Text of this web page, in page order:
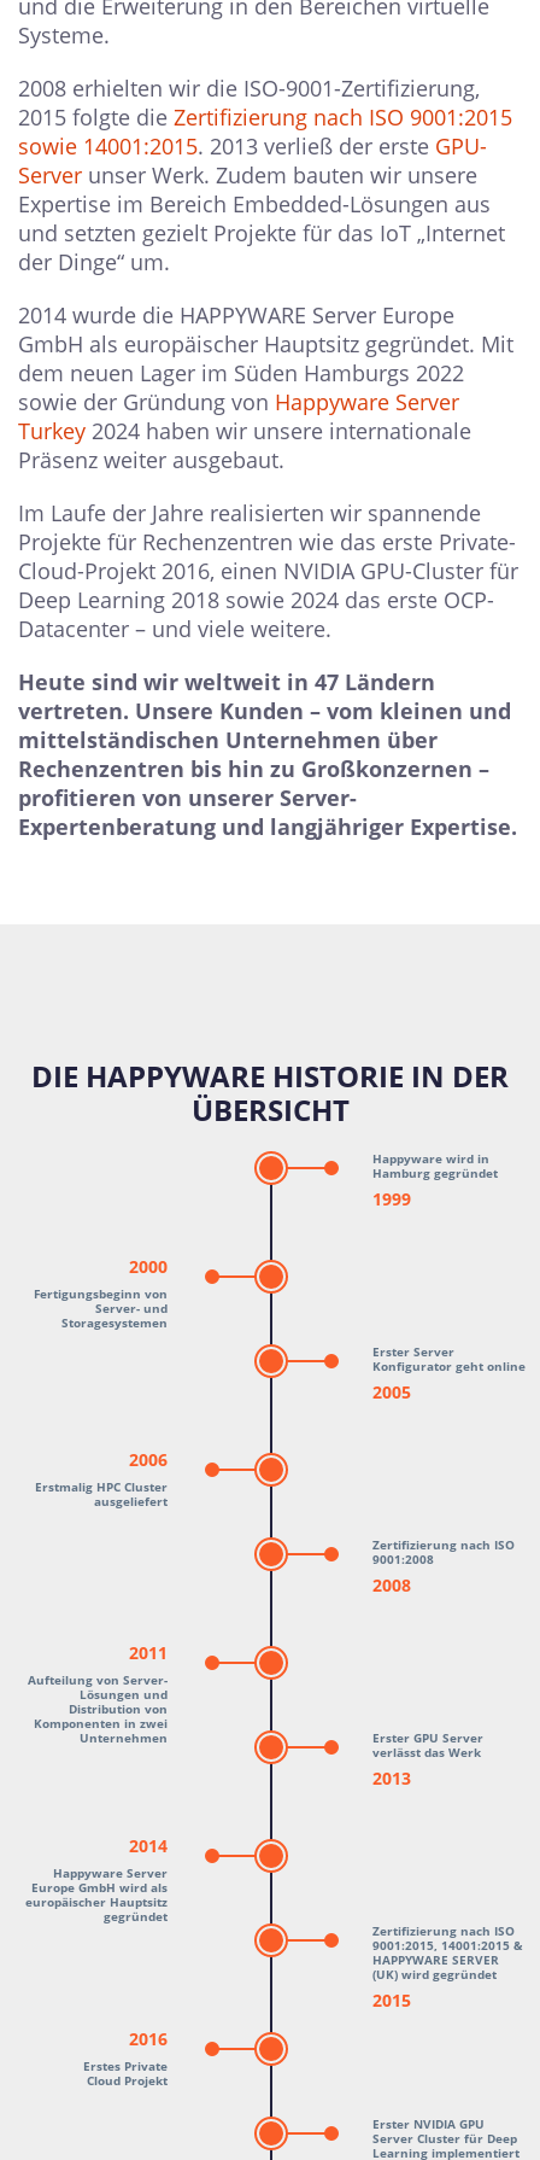
und die Erweiterung in den Bereichen virtuelle
Systeme.
2008 erhielten wir die ISO-9001-Zertifizierung,
2015 folgte die Zertifizierung nach ISO 9001:2015
sowie 14001:2015. 2013 verließ der erste GPU-
Server unser Werk. Zudem bauten wir unsere
Expertise im Bereich Embedded-Lösungen aus
und setzten gezielt Projekte für das IoT „Internet
der Dinge“ um.
2014 wurde die HAPPYWARE Server Europe
GmbH als europäischer Hauptsitz gegründet. Mit
dem neuen Lager im Süden Hamburgs 2022
sowie der Gründung von Happyware Server
Turkey 2024 haben wir unsere internationale
Präsenz weiter ausgebaut.
Im Laufe der Jahre realisierten wir spannende
Projekte für Rechenzentren wie das erste Private-
Cloud-Projekt 2016, einen NVIDIA GPU-Cluster für
Deep Learning 2018 sowie 2024 das erste OCP-
Datacenter – und viele weitere.
Heute sind wir weltweit in 47 Ländern
vertreten. Unsere Kunden – vom kleinen und
mittelständischen Unternehmen über
Rechenzentren bis hin zu Großkonzernen –
profitieren von unserer Server-
Expertenberatung und langjähriger Expertise.
DIE HAPPYWARE HISTORIE IN DER
ÜBERSICHT
1999
Happyware wird in
Hamburg gegründet
2000
Fertigungsbeginn von
Server- und
Storagesystemen
2005
Erster Server
Konfigurator geht online
2006
Erstmalig HPC Cluster
ausgeliefert
2008
Zertifizierung nach ISO
9001:2008
2011
Aufteilung von Server-
Lösungen und
Distribution von
Komponenten in zwei
Unternehmen
2013
Erster GPU Server
verlässt das Werk
2014
Happyware Server
Europe GmbH wird als
europäischer Hauptsitz
gegründet
2015
Zertifizierung nach ISO
9001:2015, 14001:2015 &
HAPPYWARE SERVER
(UK) wird gegründet
2016
Erstes Private
Cloud Projekt
Erster NVIDIA GPU
Server Cluster für Deep
Learning implementiert